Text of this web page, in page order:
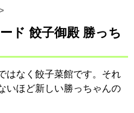
>
ド 餃子御殿 勝っち
はなく餃子菜館です。それ
いほど新しい勝っちゃんの